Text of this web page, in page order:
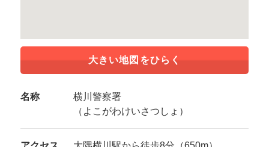
大きい地図をひらく
名称
横川警察署
（よこがわけいさつしょ）